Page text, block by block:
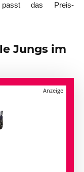
das Preis-
Jungs im